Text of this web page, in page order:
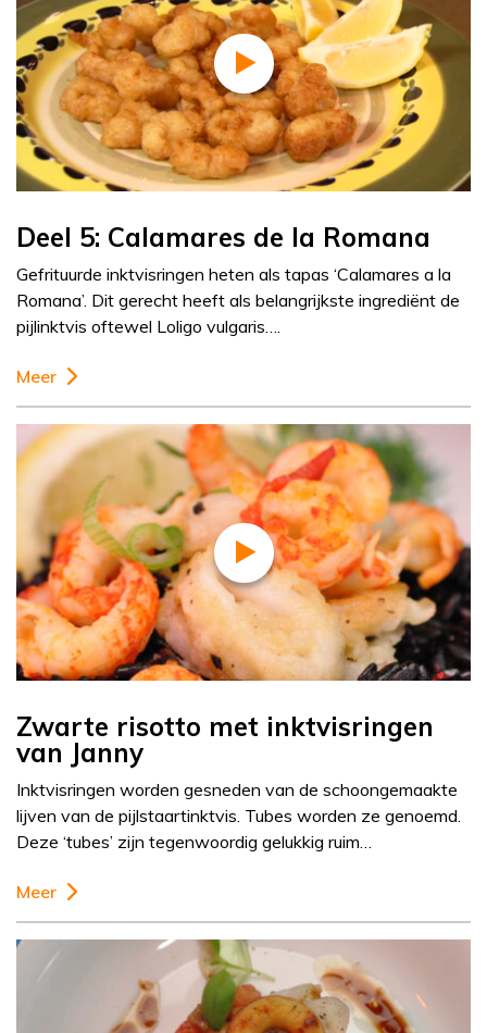
Deel 5: Calamares de la Romana
Gefrituurde inktvisringen heten als tapas ‘Calamares a la
Romana’. Dit gerecht heeft als belangrijkste ingrediënt de
pijlinktvis oftewel Loligo vulgaris….
Meer
Zwarte risotto met inktvisringen
van Janny
Inktvisringen worden gesneden van de schoongemaakte
lijven van de pijlstaartinktvis. Tubes worden ze genoemd.
Deze ‘tubes’ zijn tegenwoordig gelukkig ruim…
Meer